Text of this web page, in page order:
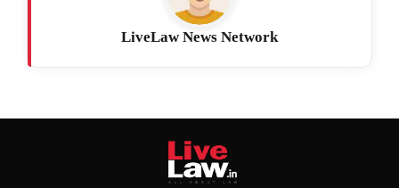
LiveLaw News Network